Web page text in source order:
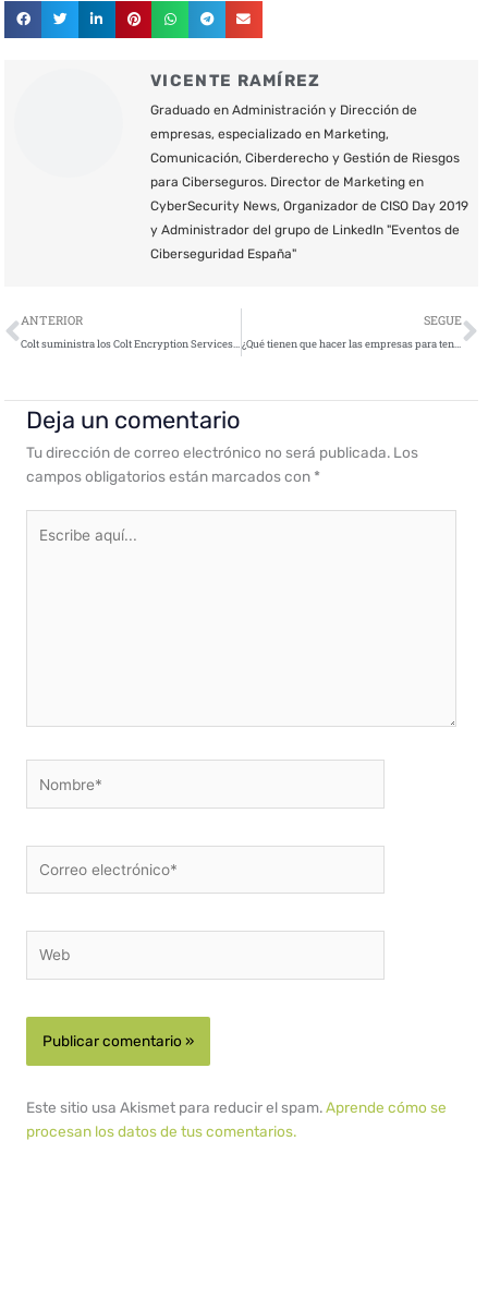
VICENTE RAMÍREZ
Graduado en Administración y Dirección de
empresas, especializado en Marketing,
Comunicación, Ciberderecho y Gestión de Riesgos
para Ciberseguros. Director de Marketing en
CyberSecurity News, Organizador de CISO Day 2019
y Administrador del grupo de LinkedIn "Eventos de
Ciberseguridad España"
Ant
ANTERIOR
Colt suministra los Colt Encryption Services a la Berlinale 2019
SEGUE
¿Qué tienen que hacer las empresas para tener sus dispositivos móviles seguros?
Deja un comentario
Tu dirección de correo electrónico no será publicada. Los
campos obligatorios están marcados con *
aquí...
electrónico*
Este sitio usa Akismet para reducir el spam.Aprende cómo se
procesan los datos de tus comentarios.